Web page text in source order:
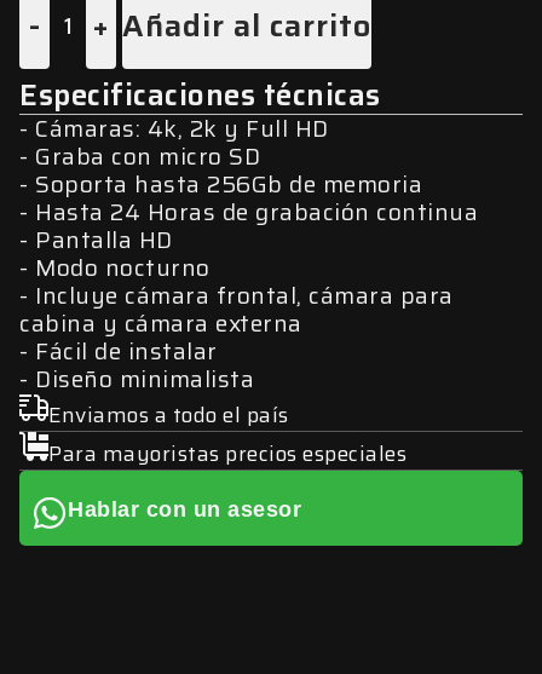
- + Añadir al carrito
Especificaciones técnicas
Cámaras: 4k, 2k y Full HD
Graba con micro SD
Soporta hasta 256Gb de memoria
Hasta 24 Horas de grabación continua
Pantalla HD
Modo nocturno
Incluye cámara frontal, cámara para
cabina y cámara externa
Fácil de instalar
Diseño minimalista
Enviamos a todo el país
Para mayoristas precios especiales
Hablar con un asesor